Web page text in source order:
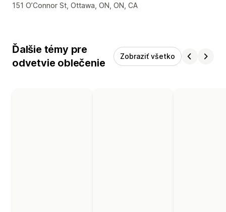
Kontaktné údaje vývojára
151 O’Connor St, Ottawa, ON, ON, CA
Ďalšie témy pre
odvetvie oblečenie
Zobraziť všetko